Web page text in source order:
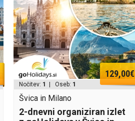
129,00€
Nočitev: 1 | Oseb: 1
Švica in Milano
2-dnevni organiziran izlet